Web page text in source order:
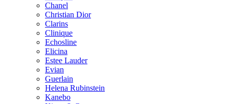
Chanel
Christian Dior
Clarins
Clinique
Echosline
Elicina
Estee Lauder
Evian
Guerlain
Helena Rubinstein
Kanebo